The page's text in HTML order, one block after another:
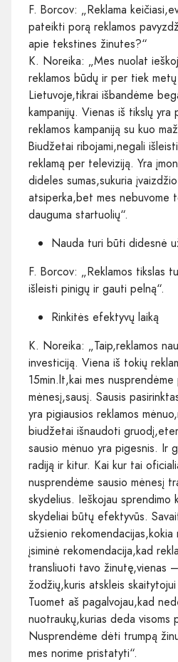
F. Borcov: „Reklama
pateikti porą reklamos
apie tekstines žinutes?“
K. Noreika: „Mes nuolat
reklamos būdų ir per tiek
Lietuvoje,tikrai išbandėme
kampanijų. Vienas iš tikslų
reklamos kampaniją su kuo
Biudžetai ribojami,negali
reklamą per televiziją. Yra
dideles sumas,sukuria
atsiperka,bet mes nebuvome
dauguma startuolių“.
Nauda turi būti didesnė
F. Borcov: „Reklamos tikslas
išleisti pinigų ir gauti pelną“.
Rinkitės efektyvų laiką
K. Noreika: „Taip,reklamos
investiciją. Viena iš tokių
15min.lt,kai mes
mėnesį,sausį. Sausis
yra pigiausios reklamos
biudžetai išnaudoti
sausio mėnuo yra pigesnis. Ir
radiją ir kitur. Kai kur tai
nusprendėme sausio mėnesį
skydelius. Ieškojau
skydeliai būtų efektyvūs.
užsienio
įsiminė rekomendacija,kad
transliuoti tavo žinutę,vienas
žodžių,kuris atskleis
Tuomet aš pagalvojau,kad
nuotraukų,kurias deda visoms
Nusprendėme dėti trumpą
mes norime pristatyti“.